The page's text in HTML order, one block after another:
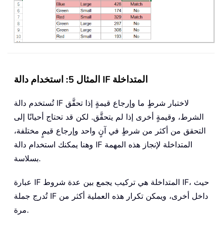
المثال 5: استخدام دالة IF المتداخلة
تُستخدم دالة IF لاختبار شرطٍ ما وإرجاع قيمةٍ إذا تحقَّق
الشرط، وقيمةٍ أخرى إذا لم يتحقَّق. لكن قد تحتاج أحيانًا إلى
التحقق من أكثر من شرطٍ في آنٍ واحد وإرجاع قيمٍ مختلفة،
وهنا يمكنك استخدام دالة IF المتداخلة لإنجاز هذه المهمة
بسلاسة.
عبارة IF المتداخلة هي تركيب يجمع بين عدة شروط IF، حيث
تُدرج جملة IF داخل أخرى، ويمكن تكرار هذه العملية أكثر من
مرة.